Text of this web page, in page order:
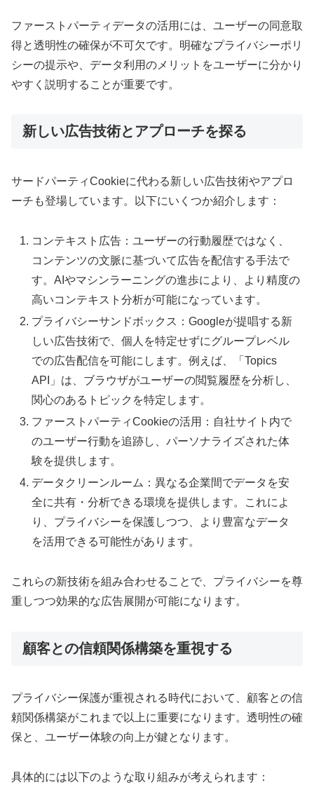
ファーストパーティデータの活用には、ユーザーの同意取
得と透明性の確保が不可欠です。明確なプライバシーポリ
シーの提示や、データ利用のメリットをユーザーに分かり
やすく説明することが重要です。
新しい広告技術とアプローチを探る
サードパーティCookieに代わる新しい広告技術やアプロ
ーチも登場しています。以下にいくつか紹介します：
コンテキスト広告：ユーザーの行動履歴ではなく、
コンテンツの文脈に基づいて広告を配信する手法で
す。AIやマシンラーニングの進歩により、より精度の
高いコンテキスト分析が可能になっています。
プライバシーサンドボックス：Googleが提唱する新
しい広告技術で、個人を特定せずにグループレベル
での広告配信を可能にします。例えば、「Topics
API」は、ブラウザがユーザーの閲覧履歴を分析し、
関心のあるトピックを特定します。
ファーストパーティCookieの活用：自社サイト内で
のユーザー行動を追跡し、パーソナライズされた体
験を提供します。
データクリーンルーム：異なる企業間でデータを安
全に共有・分析できる環境を提供します。これによ
り、プライバシーを保護しつつ、より豊富なデータ
を活用できる可能性があります。
これらの新技術を組み合わせることで、プライバシーを尊
重しつつ効果的な広告展開が可能になります。
顧客との信頼関係構築を重視する
プライバシー保護が重視される時代において、顧客との信
頼関係構築がこれまで以上に重要になります。透明性の確
保と、ユーザー体験の向上が鍵となります。
具体的には以下のような取り組みが考えられます：